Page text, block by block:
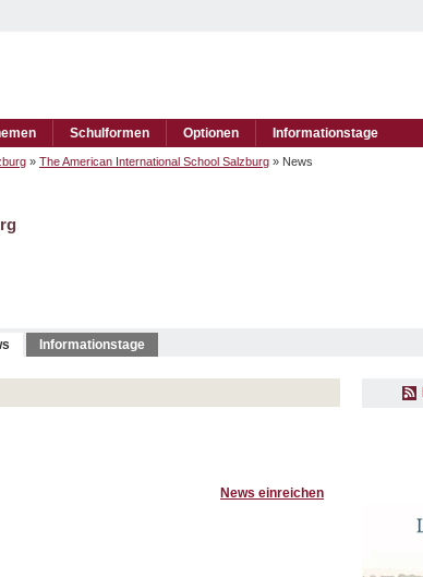
Schulformen Optionen Informationstage
» The American International School Salzburg » News
Informationstage
News einreichen